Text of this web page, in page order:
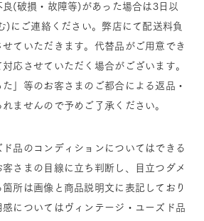
(破損・故障等)があった場合は3日以
)にご連絡ください。弊店にて配送料負
ていただきます。代替品がご用意でき
応させていただく場合がございます。
」等のお客さまのご都合による返品・
ませんので予めご了承ください。
品のコンディションについてはできる
さまの目線に立ち判断し、目立つダメ
所は画像と商品説明文に表記しており
についてはヴィンテージ・ユーズド品